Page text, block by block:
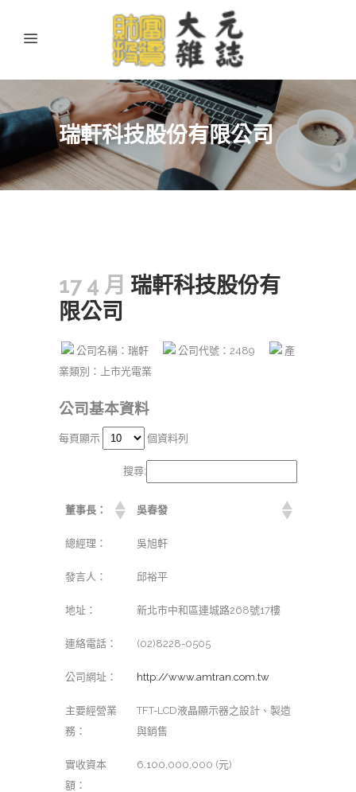
瑞軒科技股份有限公司
17 4 月 瑞軒科技股份有
限公司
公司名稱：瑞軒 公司代號：2489
產
業類別：上市光電業
公司基本資料
每頁顯示 個資料列
搜尋:
董事長： 吳春發
總經理： 吳旭軒
發言人： 邱裕平
地址： 新北市中和區連城路268號17樓
連絡電話： (02)8228-0505
公司網址： http://www.amtran.com.tw
主要經營業
務：
TFT-LCD液晶顯示器之設計、製造
與銷售
實收資本
額：
6,100,000,000 (元)